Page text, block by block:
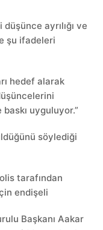
ayrılığı ve
şu ifadeleri
hedef alarak
uyguluyor.”
söylediği
tarafından
endişeli
Başkanı Aakar